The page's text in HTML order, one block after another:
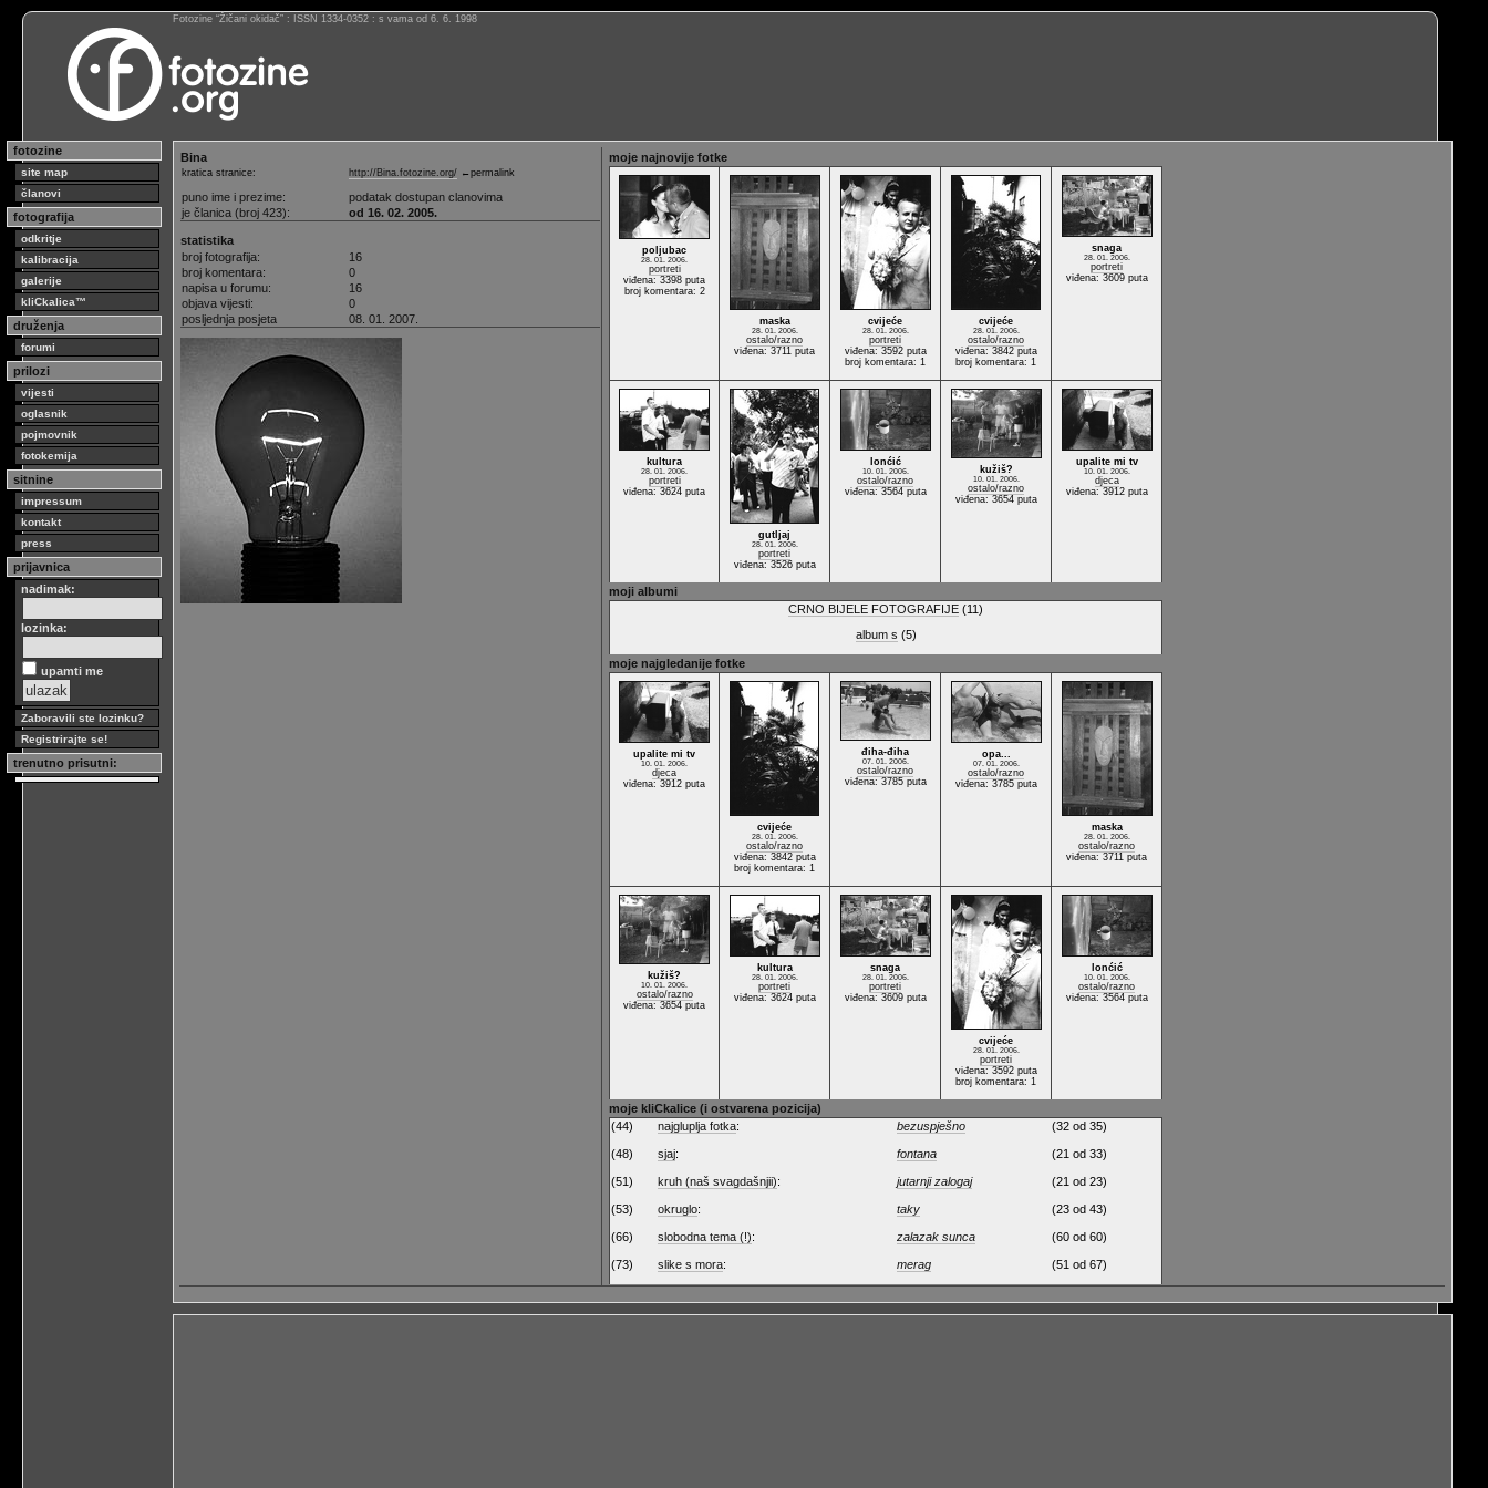
Fotozine “Žičani okidač” : ISSN 1334-0352 : s vama od 6. 6. 1998
fotozine
site map
članovi
fotografija
odkritje
kalibracija
galerije
kliCkalica™
druženja
forumi
prilozi
vijesti
oglasnik
pojmovnik
fotokemija
sitnine
impressum
kontakt
press
prijavnica
nadimak:
lozinka:
upamti me
Zaboravili ste lozinku?
Registrirajte se!
trenutno prisutni:
Bina
kratica stranice: http://Bina.fotozine.org/ ←permalink
puno ime i prezime:
podatak dostupan clanovima
je članica (broj 423):
od 16. 02. 2005.
statistika
broj fotografija:
16
broj komentara:
0
napisa u forumu:
16
objava vijesti:
0
posljednja posjeta
08. 01. 2007.
moje najnovije fotke
poljubac
28. 01. 2006.
portreti
viđena: 3398 puta
broj komentara: 2
maska
28. 01. 2006.
ostalo/razno
viđena: 3711 puta
cvijeće
28. 01. 2006.
portreti
viđena: 3592 puta
broj komentara: 1
cvijeće
28. 01. 2006.
ostalo/razno
viđena: 3842 puta
broj komentara: 1
snaga
28. 01. 2006.
portreti
viđena: 3609 puta
kultura
28. 01. 2006.
portreti
viđena: 3624 puta
gutljaj
28. 01. 2006.
portreti
viđena: 3526 puta
lonćić
10. 01. 2006.
ostalo/razno
viđena: 3564 puta
kužiš?
10. 01. 2006.
ostalo/razno
viđena: 3654 puta
upalite mi tv
10. 01. 2006.
djeca
viđena: 3912 puta
moji albumi
CRNO BIJELE FOTOGRAFIJE (11)
album s (5)
moje najgledanije fotke
upalite mi tv
10. 01. 2006.
djeca
viđena: 3912 puta
cvijeće
28. 01. 2006.
ostalo/razno
viđena: 3842 puta
broj komentara: 1
điha-điha
07. 01. 2006.
ostalo/razno
viđena: 3785 puta
opa...
07. 01. 2006.
ostalo/razno
viđena: 3785 puta
maska
28. 01. 2006.
ostalo/razno
viđena: 3711 puta
kužiš?
10. 01. 2006.
ostalo/razno
viđena: 3654 puta
kultura
28. 01. 2006.
portreti
viđena: 3624 puta
snaga
28. 01. 2006.
portreti
viđena: 3609 puta
cvijeće
28. 01. 2006.
portreti
viđena: 3592 puta
broj komentara: 1
lonćić
10. 01. 2006.
ostalo/razno
viđena: 3564 puta
moje kliCkalice (i ostvarena pozicija)
(44)
najgluplja fotka: bezuspješno (32 od 35)
(48) sjaj: fontana (21 od 33)
(51) kruh (naš svagdašnjii): jutarnji zalogaj (21 od 23)
(53) okruglo: taky (23 od 43)
(66) slobodna tema (!): zalazak sunca (60 od 60)
(73) slike s mora: merag (51 od 67)